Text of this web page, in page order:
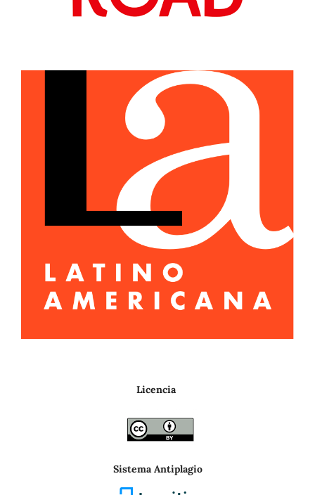
Licencia
Sistema Antiplagio